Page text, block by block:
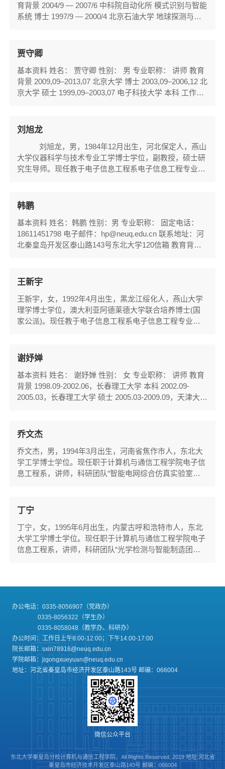
育背景 2004/9 — 2007/6 中科院自动化所 模式识别与智能
系统 博士 1997/9 — 2000/4 北京石油大学 地球探测与信
贾守卿
基本资料 姓名： 贾守卿 性别： 男 专业职称： 讲师 教育
背景 2009,09–2013,07 北京大学 博士 2003,09–2006,12 北
京大学 硕士 1999,09–2003,07 电子科技大学 本科 工作经
刘旭龙
刘旭龙，男，1984年12月出生，河北保定人，燕山
大学仪器科学与技术专业工学博士学位，副教授，硕士研
究生导师。现任教于电子信息工程系电子信息工程专业，
器设计等。主持河北省自然科学基金青年科学基金（2019
的研究工作。以第一作者在SCI期刊《JOURNA...
韩鹏
基本资料 姓名：韩鹏 性别：男 专业职称： 固定电话：
18611451798 电子邮件：hp@neuq.edu.cn 联系地址：河
北秦皇岛开发区泰山路143号东北大学120信箱 教育背景
王新宇
​王新宇，女，1992年4月出生，黑龙江绥化人，燕山大学
理学博士学位，澳大利亚阿德莱德大学联合培养博士(国
家公派)。现任教于电子信息工程系电子信息工程专业，
振效应和拉曼“指纹”光谱定性及定量分析检测等方向的科
平提升项目（N2123008，2021)，主持设计开发“基...
谢妤婵
基本资料 姓名： 谢妤婵 性别： 女 专业职称： 讲师 教育
背景 1998.09-2002.06，长春理工大学 本科 2002.09-
2005.03，长春理工大学 硕士 2005.03-2009.09，天津大学
乔文杰
​乔文杰，男，1994年3月出生，河南省焦作市人，东北大
学工学博士学位。现任职于计算机与通信工程学院电子信
息工程系，讲师，科研团队“智能电网综合仿真实验室
限于：1）优化理论、人工智能技术在电网运行中的应
问题的数学建模等。作为课题骨干参与多项国家级及省...
丁宁
丁宁，女，1995年6月出生，内蒙古呼和浩特市人，东北
大学工学博士学位。现任职于计算机与通信工程学院电子
信息工程系，讲师，科研团队“光学检测与智能制造团队”
imaging [J].Photoacoustics, 2024, 38. （中科...
办公电话：0335-8056907（党政办）
0335-8056322（学生办）
0335-8058048（教学办、科研办）
办公时间：工作日上午8:00-12:00；下午14:00-17:00
院长邮箱：sxin78916@neuq.edu.cn
学院邮箱：jigongxueyuan@neuq.edu.cn
地址：河北省秦皇岛市经济开发区泰山路143号 邮编：066004
微信公众平台
东北大学秦皇岛分校计算机与通信工程学院，All Rights Reserved, 2019 地址:河北省
秦皇岛市经济技术开发区泰山路143号 邮编：066004